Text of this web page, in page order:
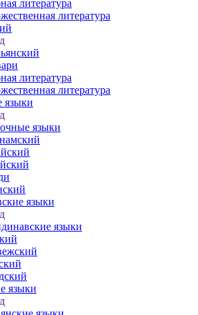
литература
литература
литература
литература
языки
языки
языки
языки
языки